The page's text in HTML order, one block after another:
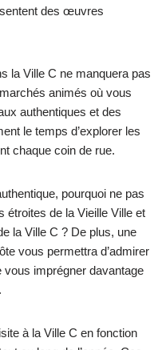
des œuvres
la Ville C ne manquera pas
animés où vous
authentiques et des
le temps d’explorer les
chaque coin de rue.
pourquoi ne pas
étroites de la Vieille Ville et
la Ville C ? De plus, une
vous permettra d’admirer
imprégner davantage
à la Ville C en fonction